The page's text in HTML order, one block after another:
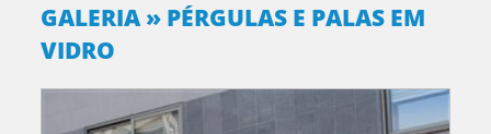
GALERIA » PÉRGULAS E PALAS EM
VIDRO